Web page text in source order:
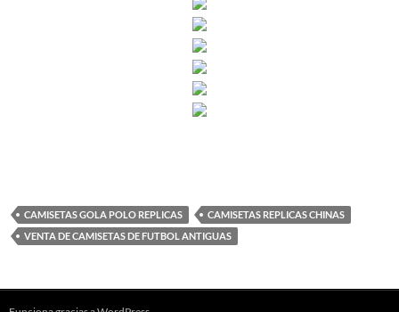
CAMISETAS GOLA POLO REPLICAS
CAMISETAS REPLICAS CHINAS
VENTA DE CAMISETAS DE FUTBOL ANTIGUAS